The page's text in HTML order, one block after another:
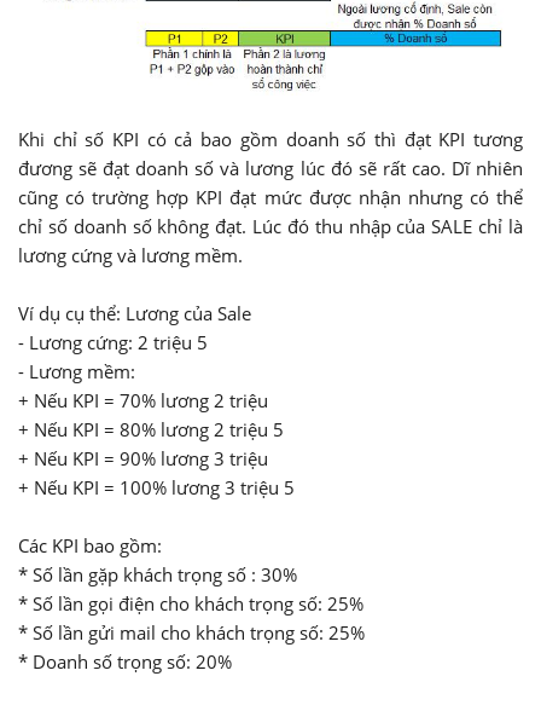
Khi chỉ số KPI có cả bao gồm doanh số thì đạt KPI tương
đương sẽ đạt doanh số và lương lúc đó sẽ rất cao. Dĩ nhiên
cũng có trường hợp KPI đạt mức được nhận nhưng có thể
chỉ số doanh số không đạt. Lúc đó thu nhập của SALE chỉ là
lương cứng và lương mềm.
Ví dụ cụ thể: Lương của Sale
- Lương cứng: 2 triệu 5
- Lương mềm:
+ Nếu KPI = 70% lương 2 triệu
+ Nếu KPI = 80% lương 2 triệu 5
+ Nếu KPI = 90% lương 3 triệu
+ Nếu KPI = 100% lương 3 triệu 5
Các KPI bao gồm:
* Số lần gặp khách trọng số : 30%
* Số lần gọi điện cho khách trọng số: 25%
* Số lần gửi mail cho khách trọng số: 25%
* Doanh số trọng số: 20%